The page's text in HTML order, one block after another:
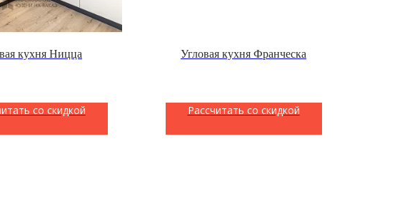
кухня Ницца
со скидкой
Угловая кухня Франческа
Рассчитать со скидкой